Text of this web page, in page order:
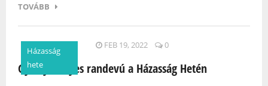
TOVÁBB
Házasság
hete
FEB 19, 2022 0
Gyertyafényes randevú a Házasság Hetén